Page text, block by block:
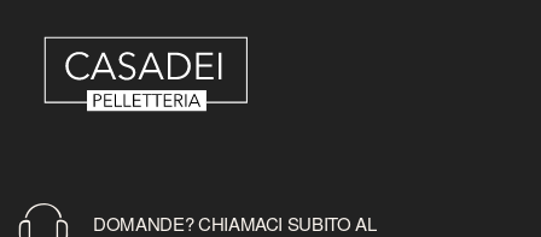
DOMANDE? CHIAMACI SUBITO AL